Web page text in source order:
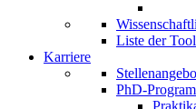
Liste der
Karriere
PhD-